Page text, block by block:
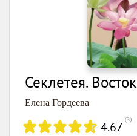
Секлетея. Восток
Елена Гордеева
4.67 (3)